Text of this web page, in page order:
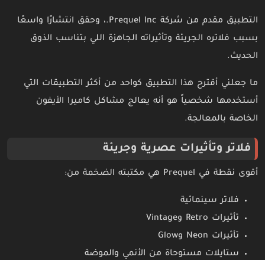
التطبيق مقدم من شركة Prequel Inc.، وحقق انتشارًا واسعًا
بسبب فلاتره الجريئة وتأثيراته الجاهزة اللي بتناسب الذوق
الحديث.
ما جعلني أقترح هذا التطبيق كواحد من أكثر التطبيقات التي
أستخدمها شخصياً هو أنه يعالج مشاكل كاميرا الأيفون
الخاصة بالمعالجة.
فلاتر وتأثيرات عصرية وجريئة
أقوى نقطة في Prequel هي مكتبته الضخمة من:
فلاتر سينمائية
تأثيرات Retro وVintage
تأثيرات Neon وGlow
ستايلات مستوحاة من الأنمي والموضة